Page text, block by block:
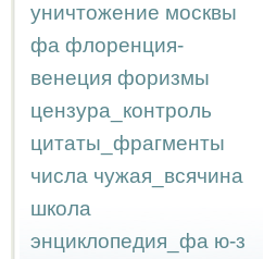
уничтожение москвы
фа флоренция-
венеция форизмы
цензура_контроль
цитаты_фрагменты
числа чужая_всячина
школа
энциклопедия_фа ю-з